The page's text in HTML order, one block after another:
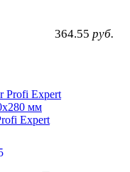
364.55 руб.
Eхpert